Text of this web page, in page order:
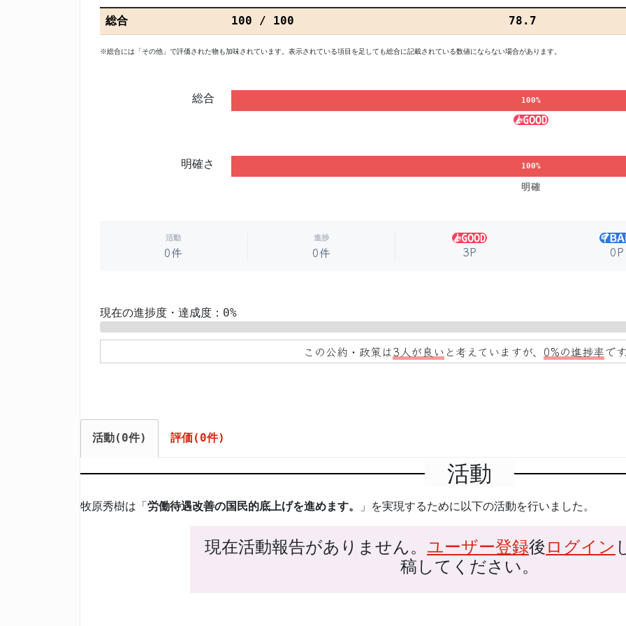
総合 100 / 100 78.7
※総合には「その他」で評価された物も加味されています。表示されている項目を足しても総合に記載されている数値にならない場合があります。
総合 100%
明確さ 100%
明確
活動
0件
進捗
0件 3P 0P
現在の進捗度・達成度：0%
この公約・政策は3人が良い と考えていますが、 0%の進捗率で
活動(0件) 評価(0件)
活動
牧原秀樹は「労働待遇改善の国民的底上げを進めます。 」を実現するために以下の活動を行いました。
現在活動報告がありません。 ユーザー登録後 ログイン
稿してください。